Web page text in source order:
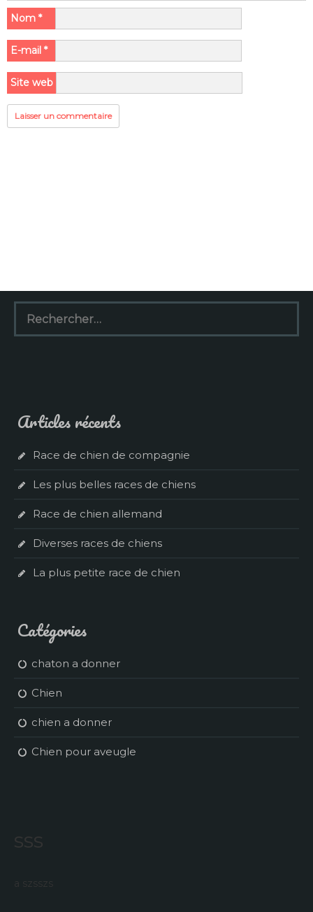
Nom *
E-mail *
Site web
Rechercher :
Articles récents
Race de chien de compagnie
Les plus belles races de chiens
Race de chien allemand
Diverses races de chiens
La plus petite race de chien
Catégories
chaton a donner
Chien
chien a donner
Chien pour aveugle
sss
a szsszs